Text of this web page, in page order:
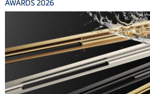
AWARDS 2026